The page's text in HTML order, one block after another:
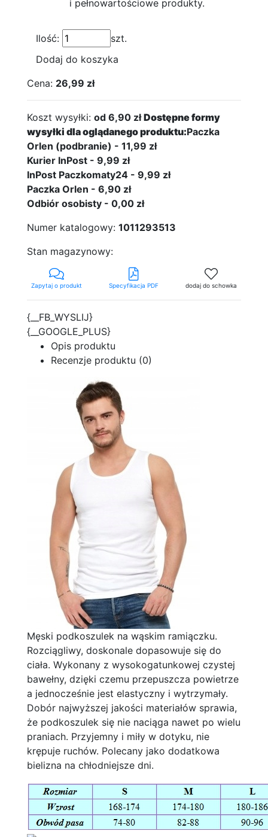
i pełnowartościowe produkty.
Ilość:
szt.
Dodaj do koszyka
Cena: 26,99 zł
Koszt wysyłki: od 6,90 złDostępne formy
wysyłki dla oglądanego produktu:Paczka
Orlen (podbranie) - 11,99 zł
Kurier InPost - 9,99 zł
InPost Paczkomaty24 - 9,99 zł
Paczka Orlen - 6,90 zł
Odbiór osobisty - 0,00 zł
Numer katalogowy: 1011293513
Stan magazynowy:
Zapytaj o produkt Specyfikacja PDF dodaj do schowka
{__FB_WYSLIJ}
{__GOOGLE_PLUS}
Opis produktu
Recenzje produktu (0)
Męski podkoszulek na wąskim ramiączku.
Rozciągliwy, doskonale dopasowuje się do
ciała. Wykonany z wysokogatunkowej czystej
bawełny, dzięki czemu przepuszcza powietrze
a jednocześnie jest elastyczny i wytrzymały.
Dobór najwyższej jakości materiałów sprawia,
że podkoszulek się nie naciąga nawet po wielu
praniach. Przyjemny i miły w dotyku, nie
krępuje ruchów. Polecany jako dodatkowa
bielizna na chłodniejsze dni.